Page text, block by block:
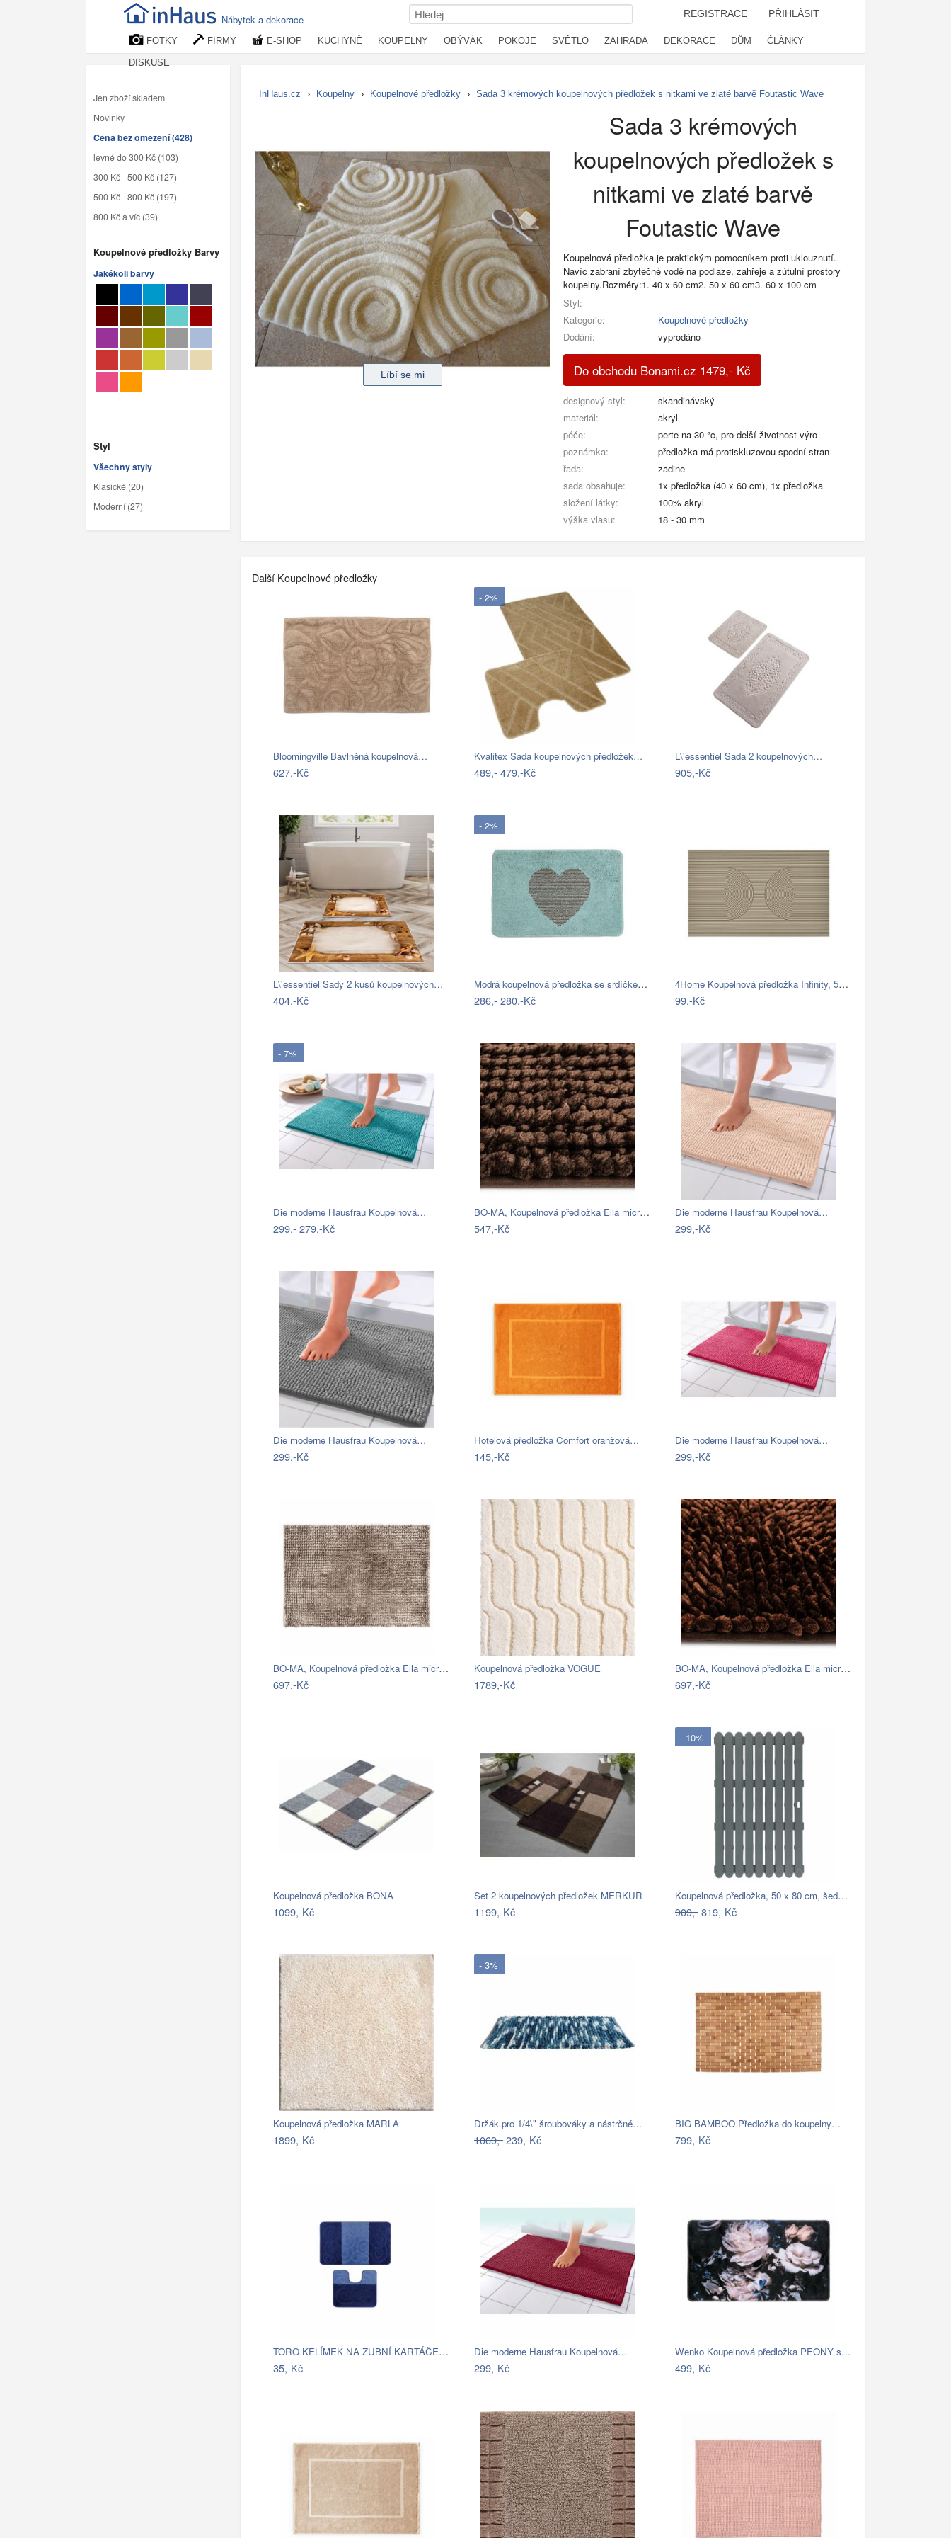
Nábytek a dekorace REGISTRACE PŘIHLÁSIT
FOTKY FIRMY E-SHOP KUCHYNĚ KOUPELNY OBÝVÁK POKOJE SVĚTLO ZAHRADA DEKORACE DŮM ČLÁNKY
DISKUSE
Jen zboží skladem
Novinky
Cena bez omezení (428)
levné do 300 Kč (103)
300 Kč - 500 Kč (127)
500 Kč - 800 Kč (197)
800 Kč a víc (39)
Koupelnové předložky Barvy
Jakékoli barvy
Styl
Všechny styly
Klasické (20)
Moderní (27)
InHaus.cz › Koupelny › Koupelnové předložky › Sada 3 krémových koupelnových předložek s nitkami ve zlaté barvě Foutastic Wave
Sada 3 krémových
koupelnových předložek s
nitkami ve zlaté barvě
Foutastic Wave
Koupelnová předložka je praktickým pomocníkem proti uklouznutí.
Navíc zabraní zbytečné vodě na podlaze, zahřeje a zútulní prostory
koupelny.Rozměry:1. 40 x 60 cm2. 50 x 60 cm3. 60 x 100 cm
Styl:
Kategorie:
Koupelnové předložky
Dodání:
vyprodáno
Do obchodu Bonami.cz 1479,- Kč
designový styl:
skandinávský
materiál:
akryl
péče:
perte na 30 °c, pro delší životnost výro
poznámka:
předložka má protiskluzovou spodní stran
řada:
zadine
sada obsahuje:
1x předložka (40 x 60 cm), 1x předložka
složení látky:
100% akryl
výška vlasu:
18 - 30 mm
Další Koupelnové předložky
Bloomingville Bavlněná koupelnová…
627,-Kč
- 2%
Kvalitex Sada koupelnových předložek…
489,-479,-Kč
L\'essentiel Sada 2 koupelnových…
905,-Kč
L\'essentiel Sady 2 kusů koupelnových…
404,-Kč
- 2%
Modrá koupelnová předložka se srdíčkem …
286,-280,-Kč
4Home Koupelnová předložka Infinity, 50…
99,-Kč
- 7%
Die moderne Hausfrau Koupelnová…
299,-279,-Kč
BO-MA, Koupelnová předložka Ella micro…
547,-Kč
Die moderne Hausfrau Koupelnová…
299,-Kč
Die moderne Hausfrau Koupelnová…
299,-Kč
Hotelová předložka Comfort oranžová…
145,-Kč
Die moderne Hausfrau Koupelnová…
299,-Kč
BO-MA, Koupelnová předložka Ella micro…
697,-Kč
Koupelnová předložka VOGUE
1789,-Kč
BO-MA, Koupelnová předložka Ella micro…
697,-Kč
Koupelnová předložka BONA
1099,-Kč
Set 2 koupelnových předložek MERKUR
1199,-Kč
- 10%
Koupelnová předložka, 50 x 80 cm, šedá,…
909,-819,-Kč
Koupelnová předložka MARLA
1899,-Kč
- 3%
Držák pro 1/4\" šroubováky a nástrčné…
1069,-239,-Kč
BIG BAMBOO Předložka do koupelny…
799,-Kč
TORO KELÍMEK NA ZUBNÍ KARTÁČEK, PLAST
35,-Kč
Die moderne Hausfrau Koupelnová…
299,-Kč
Wenko Koupelnová předložka PEONY s…
499,-Kč